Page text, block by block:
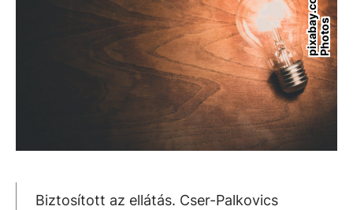
s
Biztosított az ellátás. Cser-Palkovics